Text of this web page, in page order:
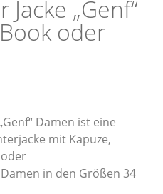
„Genf“
oder
Damen ist eine
mit Kapuze,
in den Größen 34